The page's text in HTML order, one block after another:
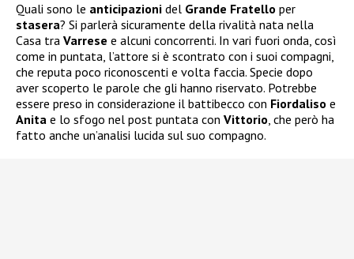
Quali sono le anticipazioni del Grande Fratello per
stasera? Si parlerà sicuramente della rivalità nata nella
Casa tra Varrese e alcuni concorrenti. In vari fuori onda, così
come in puntata, l’attore si è scontrato con i suoi compagni,
che reputa poco riconoscenti e volta faccia. Specie dopo
aver scoperto le parole che gli hanno riservato. Potrebbe
essere preso in considerazione il battibecco con Fiordaliso e
Anita e lo sfogo nel post puntata con Vittorio, che però ha
fatto anche un’analisi lucida sul suo compagno.